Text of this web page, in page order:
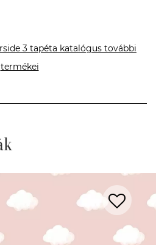
3 tapéta katalógus további
termékei